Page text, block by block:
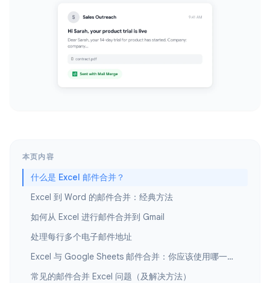
本页内容
什么是 Excel 邮件合并？
Excel 到 Word 的邮件合并：经典方法
如何从 Excel 进行邮件合并到 Gmail
处理每行多个电子邮件地址
Excel 与 Google Sheets 邮件合并：你应该使用哪一个？
常见的邮件合并 Excel 问题（及解决方法）